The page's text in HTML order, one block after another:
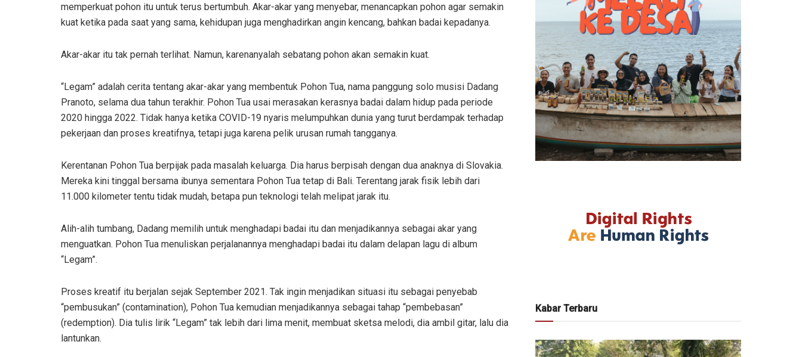
memperkuat pohon itu untuk terus bertumbuh. Akar-akar yang menyebar, menancapkan pohon agar semakin
kuat ketika pada saat yang sama, kehidupan juga menghadirkan angin kencang, bahkan badai kepadanya.
Akar-akar itu tak pernah terlihat. Namun, karenanyalah sebatang pohon akan semakin kuat.
“Legam” adalah cerita tentang akar-akar yang membentuk Pohon Tua, nama panggung solo musisi Dadang
Pranoto, selama dua tahun terakhir. Pohon Tua usai merasakan kerasnya badai dalam hidup pada periode
2020 hingga 2022. Tidak hanya ketika COVID-19 nyaris melumpuhkan dunia yang turut berdampak terhadap
pekerjaan dan proses kreatifnya, tetapi juga karena pelik urusan rumah tangganya.
Kerentanan Pohon Tua berpijak pada masalah keluarga. Dia harus berpisah dengan dua anaknya di Slovakia.
Mereka kini tinggal bersama ibunya sementara Pohon Tua tetap di Bali. Terentang jarak fisik lebih dari
11.000 kilometer tentu tidak mudah, betapa pun teknologi telah melipat jarak itu.
Alih-alih tumbang, Dadang memilih untuk menghadapi badai itu dan menjadikannya sebagai akar yang
menguatkan. Pohon Tua menuliskan perjalanannya menghadapi badai itu dalam delapan lagu di album
“Legam”.
Proses kreatif itu berjalan sejak September 2021. Tak ingin menjadikan situasi itu sebagai penyebab
“pembusukan” (contamination), Pohon Tua kemudian menjadikannya sebagai tahap “pembebasan”
(redemption). Dia tulis lirik “Legam” tak lebih dari lima menit, membuat sketsa melodi, dia ambil gitar, lalu dia
lantunkan.
Kabar Terbaru